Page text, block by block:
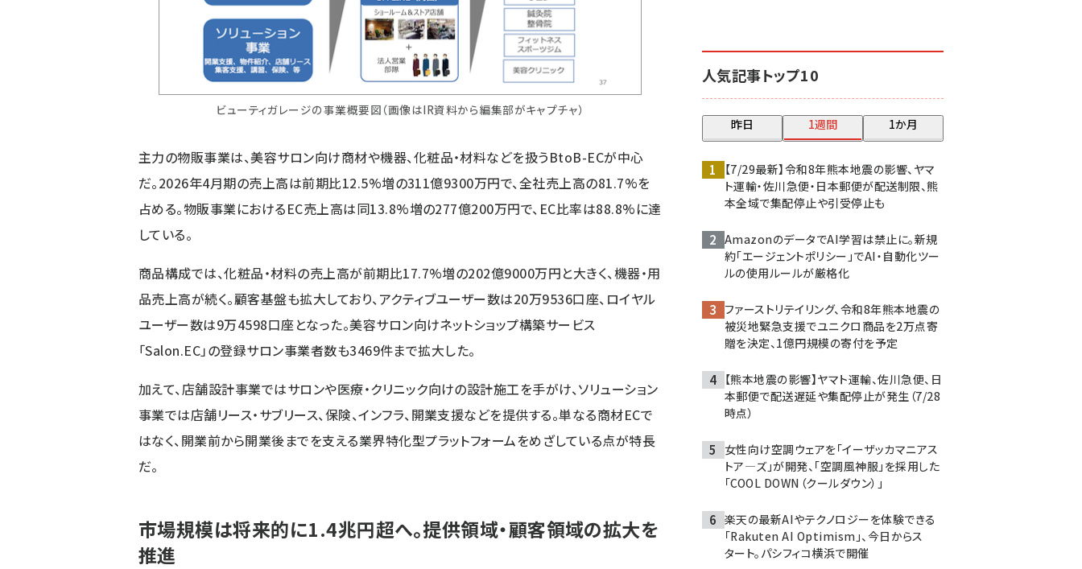
ビューティガレージの事業概要図（画像はIR資料から編集部がキャプチャ）
主力の物販事業は、美容サロン向け商材や機器、化粧品・材料などを扱うBtoB-ECが中心
だ。2026年4月期の売上高は前期比12.5%増の311億9300万円で、全社売上高の81.7%を
占める。物販事業におけるEC売上高は同13.8%増の277億200万円で、EC比率は88.8%に達
している。
商品構成では、化粧品・材料の売上高が前期比17.7%増の202億9000万円と大きく、機器・用
品売上高が続く。顧客基盤も拡大しており、アクティブユーザー数は20万9536口座、ロイヤル
ユーザー数は9万4598口座となった。美容サロン向けネットショップ構築サービス
「Salon.EC」の登録サロン事業者数も3469件まで拡大した。
加えて、店舗設計事業ではサロンや医療・クリニック向けの設計施工を手がけ、ソリューション
事業では店舗リース・サブリース、保険、インフラ、開業支援などを提供する。単なる商材ECで
はなく、開業前から開業後までを支える業界特化型プラットフォームをめざしている点が特長
だ。
市場規模は将来的に1.4兆円超へ。提供領域・顧客領域の拡大を
推進
人気記事トップ10
昨日 1週間 1か月
【7/29最新】令和8年熊本地震の影響、ヤマ
ト運輸・佐川急便・日本郵便が配送制限、熊
本全域で集配停止や引受停止も
AmazonのデータでAI学習は禁止に。新規
約「エージェントポリシー」でAI・自動化ツー
ルの使用ルールが厳格化
ファーストリテイリング、令和8年熊本地震の
被災地緊急支援でユニクロ商品を2万点寄
贈を決定、1億円規模の寄付を予定
【熊本地震の影響】ヤマト運輸、佐川急便、日
本郵便で配送遅延や集配停止が発生（7/28
時点）
女性向け空調ウェアを「イーザッカマニアス
トア―ズ」が開発、「空調風神服」を採用した
「COOL DOWN（クールダウン）」
楽天の最新AIやテクノロジーを体験できる
「Rakuten AI Optimism」、今日からス
タート。パシフィコ横浜で開催